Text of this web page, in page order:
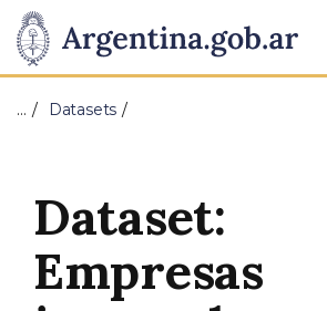
Presidencia
de
Nación
Pasar al contenido principal
… Datasets
Dataset:
Empresas